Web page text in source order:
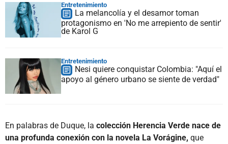
Entretenimiento
La melancolía y el desamor toman
protagonismo en 'No me arrepiento de sentir'
de Karol G
Entretenimiento
Nesi quiere conquistar Colombia: "Aquí el
apoyo al género urbano se siente de verdad"
En palabras de Duque, la colección Herencia Verde nace de
una profunda conexión con la novela La Vorágine, que